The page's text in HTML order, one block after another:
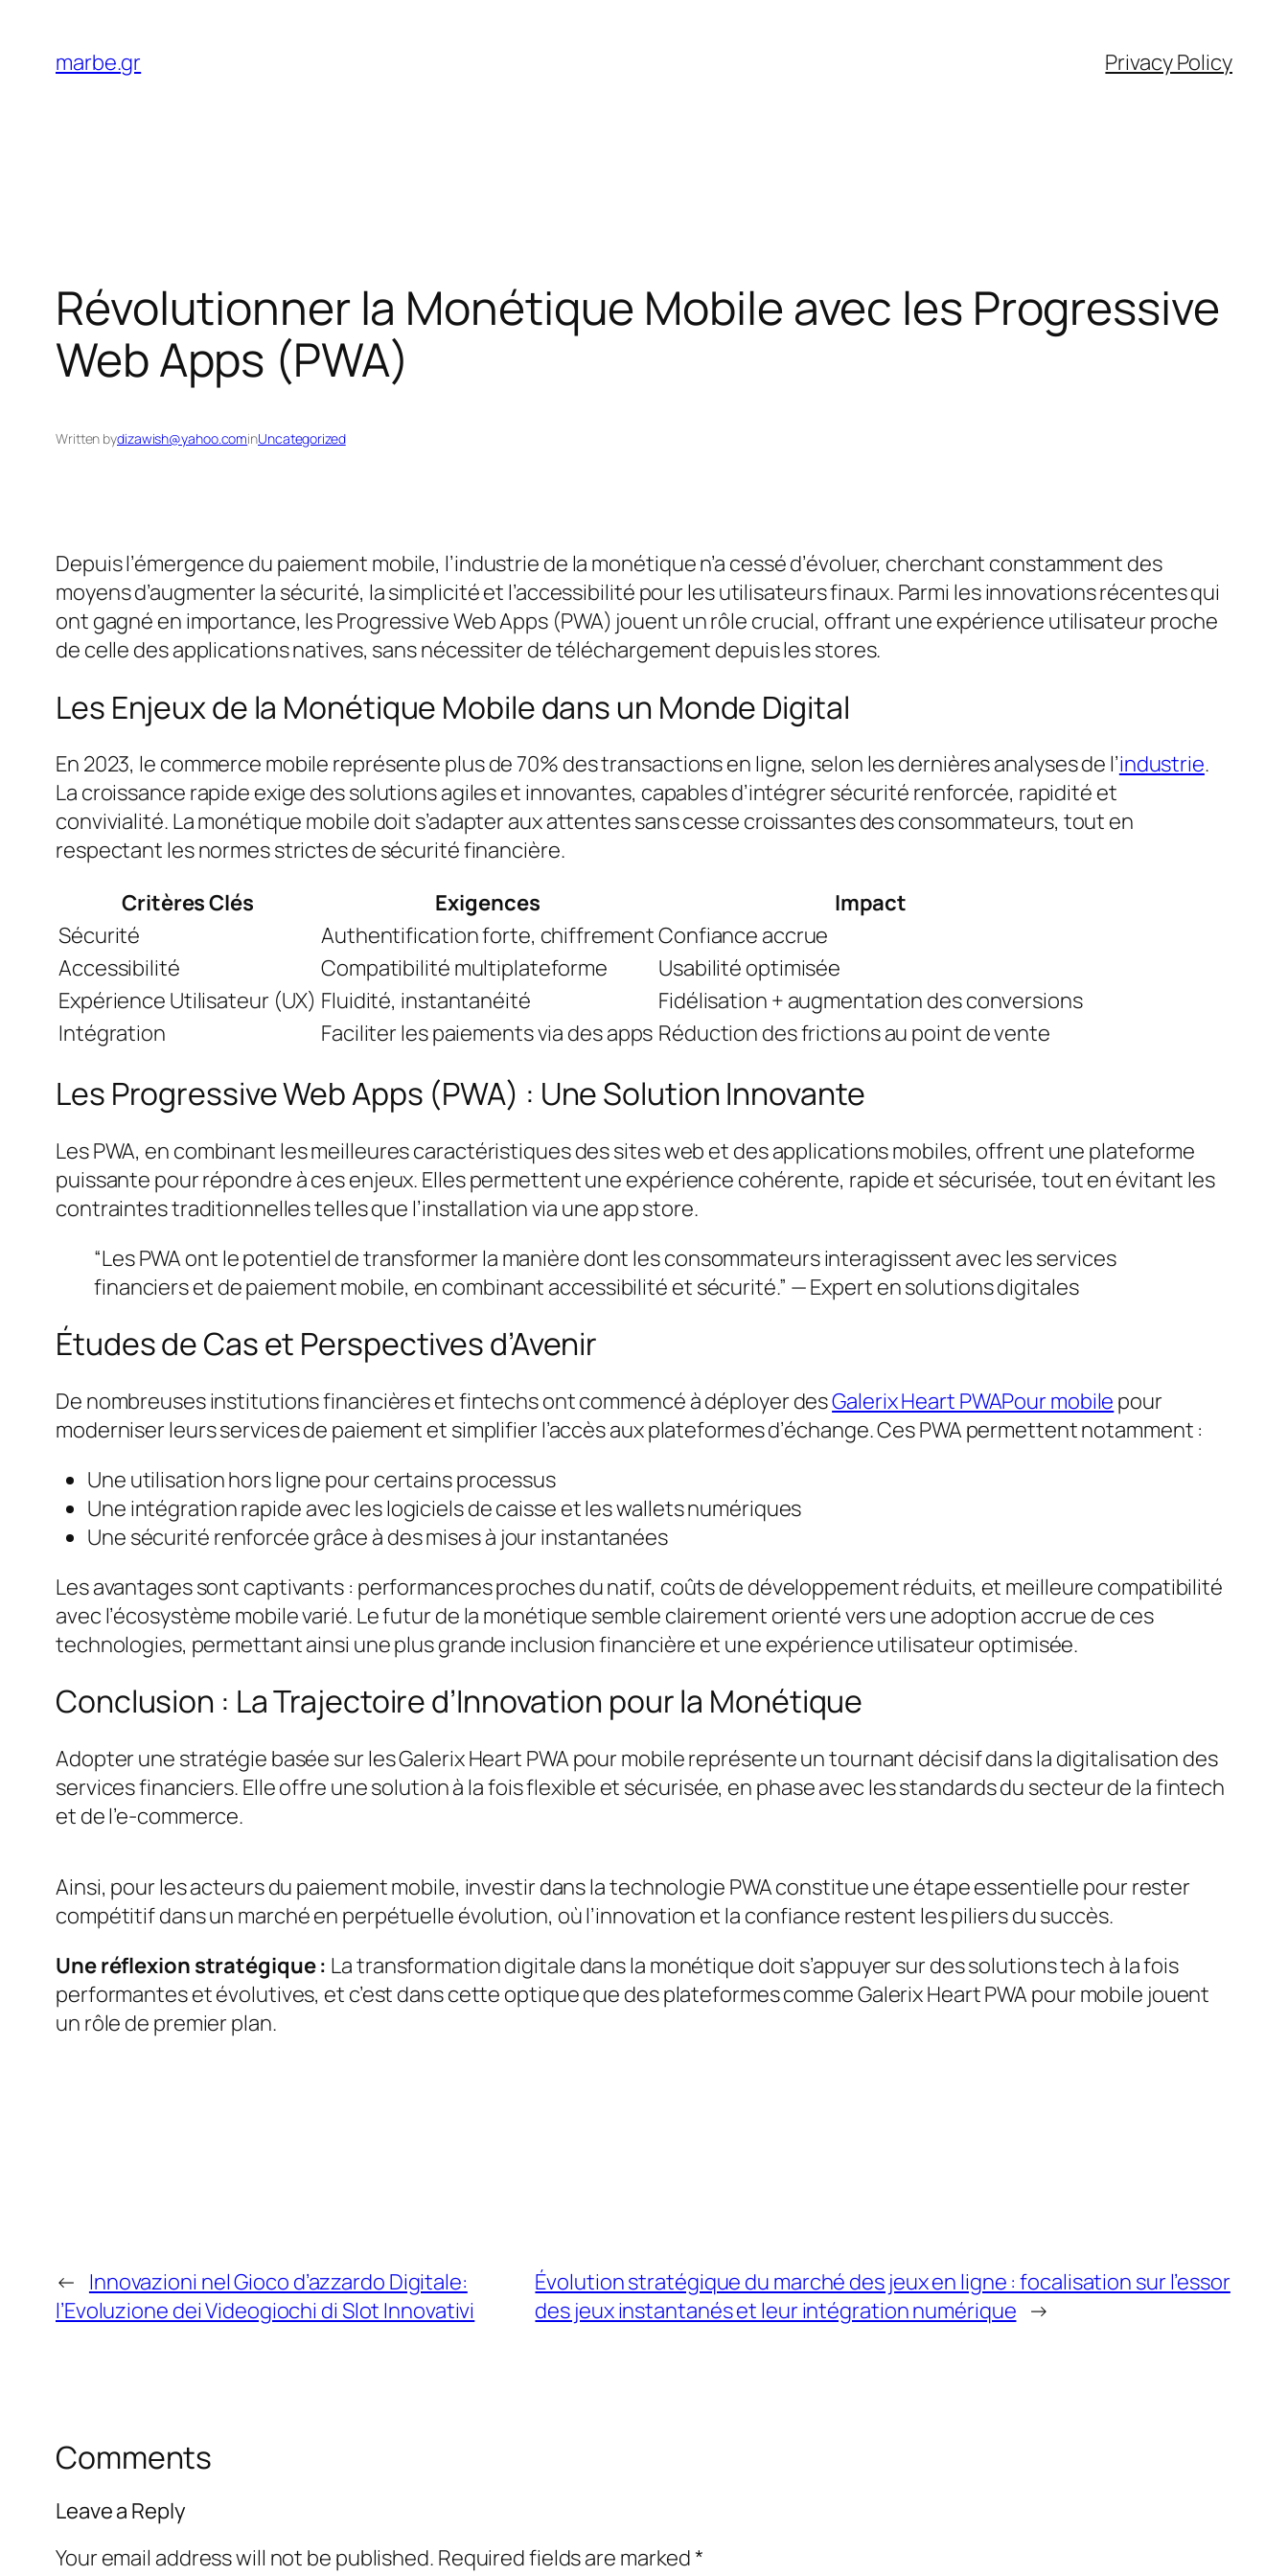
content
marbe.gr Privacy Policy
Révolutionner la Monétique Mobile avec les Progressive
Web Apps (PWA)
Written bydizawish@yahoo.cominUncategorized
Depuis l’émergence du paiement mobile, l’industrie de la monétique n’a cessé d’évoluer, cherchant constamment des
moyens d’augmenter la sécurité, la simplicité et l’accessibilité pour les utilisateurs finaux. Parmi les innovations récentes qui
ont gagné en importance, les Progressive Web Apps (PWA) jouent un rôle crucial, offrant une expérience utilisateur proche
de celle des applications natives, sans nécessiter de téléchargement depuis les stores.
Les Enjeux de la Monétique Mobile dans un Monde Digital
En 2023, le commerce mobile représente plus de 70% des transactions en ligne, selon les dernières analyses de l’industrie.
La croissance rapide exige des solutions agiles et innovantes, capables d’intégrer sécurité renforcée, rapidité et
convivialité. La monétique mobile doit s’adapter aux attentes sans cesse croissantes des consommateurs, tout en
respectant les normes strictes de sécurité financière.
Critères Clés
Exigences
Impact
Sécurité
Authentification forte, chiffrementConfiance accrue
Accessibilité
Compatibilité multiplateforme
Usabilité optimisée
Expérience Utilisateur (UX) Fluidité, instantanéité
Fidélisation + augmentation des conversions
Intégration
Faciliter les paiements via des apps Réduction des frictions au point de vente
Les Progressive Web Apps (PWA) : Une Solution Innovante
Les PWA, en combinant les meilleures caractéristiques des sites web et des applications mobiles, offrent une plateforme
puissante pour répondre à ces enjeux. Elles permettent une expérience cohérente, rapide et sécurisée, tout en évitant les
contraintes traditionnelles telles que l’installation via une app store.
“Les PWA ont le potentiel de transformer la manière dont les consommateurs interagissent avec les services
financiers et de paiement mobile, en combinant accessibilité et sécurité.” —Expert en solutions digitales
Études de Cas et Perspectives d’Avenir
De nombreuses institutions financières et fintechs ont commencé à déployer desGalerix Heart PWAPour mobile pour
moderniser leurs services de paiement et simplifier l’accès aux plateformes d’échange. Ces PWA permettent notamment :
Une utilisation hors ligne pour certains processus
Une intégration rapide avec les logiciels de caisse et les wallets numériques
Une sécurité renforcée grâce à des mises à jour instantanées
Les avantages sont captivants : performances proches du natif, coûts de développement réduits, et meilleure compatibilité
avec l’écosystème mobile varié. Le futur de la monétique semble clairement orienté vers une adoption accrue de ces
technologies, permettant ainsi une plus grande inclusion financière et une expérience utilisateur optimisée.
Conclusion : La Trajectoire d’Innovation pour la Monétique
Adopter une stratégie basée sur les Galerix Heart PWA pour mobile représente un tournant décisif dans la digitalisation des
services financiers. Elle offre une solution à la fois flexible et sécurisée, en phase avec les standards du secteur de la fintech
et de l’e-commerce.
Ainsi, pour les acteurs du paiement mobile, investir dans la technologie PWA constitue une étape essentielle pour rester
compétitif dans un marché en perpétuelle évolution, où l’innovation et la confiance restent les piliers du succès.
Une réflexion stratégique : La transformation digitale dans la monétique doit s’appuyer sur des solutions tech à la fois
performantes et évolutives, et c’est dans cette optique que des plateformes comme Galerix Heart PWA pour mobile jouent
un rôle de premier plan.
← Innovazioni nel Gioco d’azzardo Digitale:
l’Evoluzione dei Videogiochi di Slot Innovativi
Évolution stratégique du marché des jeux en ligne : focalisation sur l’essor
des jeux instantanés et leur intégration numérique →
Comments
Leave a Reply
Your email address will not be published. Required fields are marked*